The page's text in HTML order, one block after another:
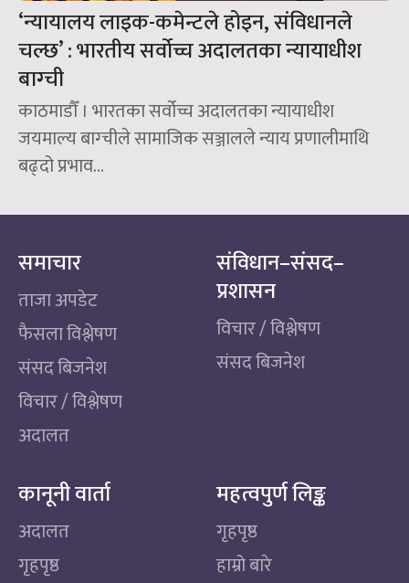
‘न्यायालय लाइक-कमेन्टले होइन, संविधानले
चल्छ’ : भारतीय सर्वोच्च अदालतका न्यायाधीश
बाग्ची
काठमाडौँ । भारतका सर्वोच्च अदालतका न्यायाधीश
जयमाल्य बाग्चीले सामाजिक सञ्जालले न्याय प्रणालीमाथि
बढ्दो प्रभाव...
समाचार
ताजा अपडेट
फैसला विश्लेषण
संसद बिजनेश
विचार / विश्लेषण
अदालत
संविधान–संसद–
प्रशासन
विचार / विश्लेषण
संसद बिजनेश
कानूनी वार्ता
अदालत
गृहपृष्ठ
महत्वपुर्ण लिङ्क
गृहपृष्ठ
हाम्रो बारे